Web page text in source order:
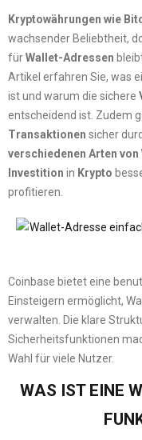
Kryptowährungen wie
wachsender Beliebtheit,
fürWallet-Adressen
Artikel erfahren Sie, was
ist und warum die sichere
entscheidend ist. Zudem
Transaktionen sicher
verschiedenen Arten von
Investition in Krypto
profitieren.
Coinbase bietet eine
Einsteigern ermöglicht,
verwalten. Die klare
Sicherheitsfunktionen
Wahl für viele Nutzer.
WAS IST EINE